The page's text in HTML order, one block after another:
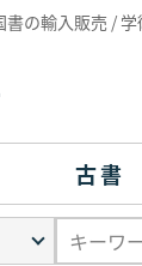
の輸入販売 /
古書